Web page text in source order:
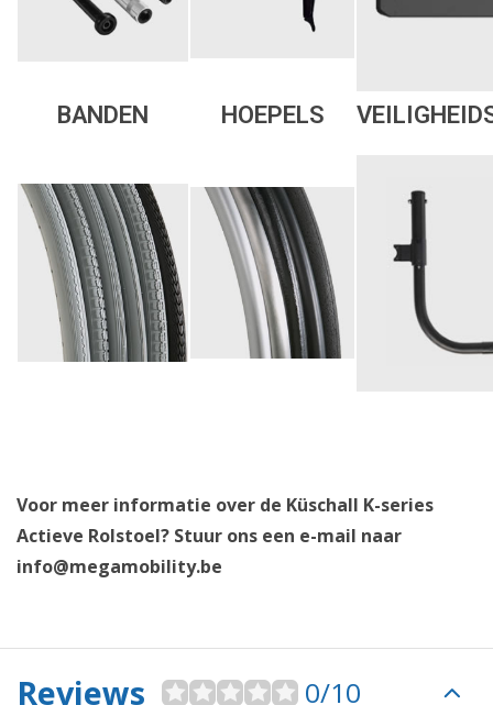
BANDEN HOEPELS
Voor meer informatie over de Küschall K-series
Actieve Rolstoel? Stuur ons een e-mail naar
info@megamobility.be
Reviews 0/10